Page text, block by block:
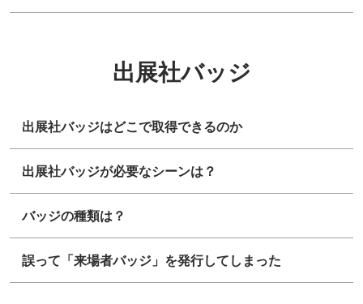
出展社バッジ
出展社バッジはどこで取得できるのか
出展社バッジが必要なシーンは？
バッジの種類は？
誤って「来場者バッジ」を発行してしまった